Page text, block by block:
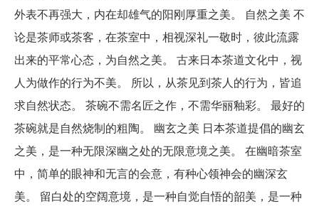
外表不再强大，内在却雄气的阳刚厚重之美。 自然之美 不
论是茶师或茶客，在茶室中，相视深礼一敬时，彼此流露
出来的平常心态，为自然之美。 古来日本茶道文化中，视
人为做作的行为不美。 所以，从茶见到茶人的行为，皆追
求自然状态。 茶碗不需名匠之作，不需华丽釉彩。 最好的
茶碗就是自然烧制的粗陶。 幽玄之美 日本茶道提倡的幽玄
之美，是一种无限深幽之处的无限意境之美。 在幽暗茶室
中，简单的眼神和无言的会意，有种心领神会的幽深玄
美。 留白处的空阔意境，是一种自觉自悟的韶美，是一种